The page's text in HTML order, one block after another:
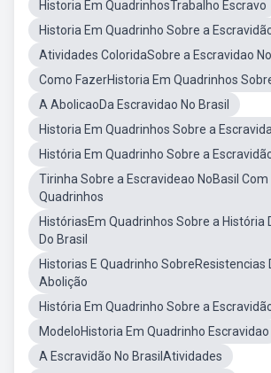
Historia Em QuadrinhosTrabalho Escravo
Historia Em Quadrinho Sobre a
Atividades ColoridaSobre a Escravidao
Como FazerHistoria Em Quadrinhos
A AbolicaoDa Escravidao No Brasil
Historia Em Quadrinhos Sobre a
História Em Quadrinho Sobre a
Tirinha Sobre a Escravideao NoBasil Com
Quadrinhos
HistóriasEm Quadrinhos Sobre a História
Do Brasil
Historias E Quadrinho SobreResistencias
Abolição
História Em Quadrinho Sobre a
ModeloHistoria Em Quadrinho Escravidao
A Escravidão No BrasilAtividades